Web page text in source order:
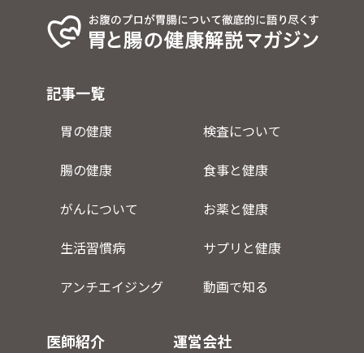
記事一覧
胃の健康
検査について
腸の健康
食事と健康
がんについて
お薬と健康
生活習慣病
サプリと健康
アンチエイジング
動画で知る
医師紹介 運営会社